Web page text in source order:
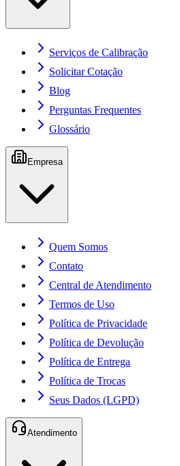
Serviços de Calibração
Solicitar Cotação
Blog
Perguntas Frequentes
Glossário
Empresa
Quem Somos
Contato
Central de Atendimento
Termos de Uso
Política de Privacidade
Política de Devolução
Política de Entrega
Política de Trocas
Seus Dados (LGPD)
Atendimento